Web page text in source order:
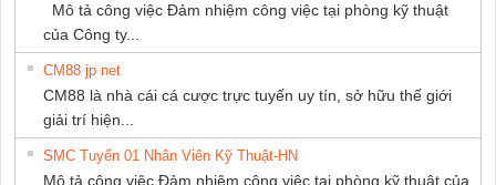
Mô tả công việc Đảm nhiệm công việc tại phòng kỹ thuật
của Công ty...
CM88 jp net
CM88 là nhà cái cá cược trực tuyến uy tín, sở hữu thế giới
giải trí hiện...
SMC Tuyển 01 Nhân Viên Kỹ Thuật-HN
Mô tả công việc Đảm nhiệm công việc tại phòng kỹ thuật của